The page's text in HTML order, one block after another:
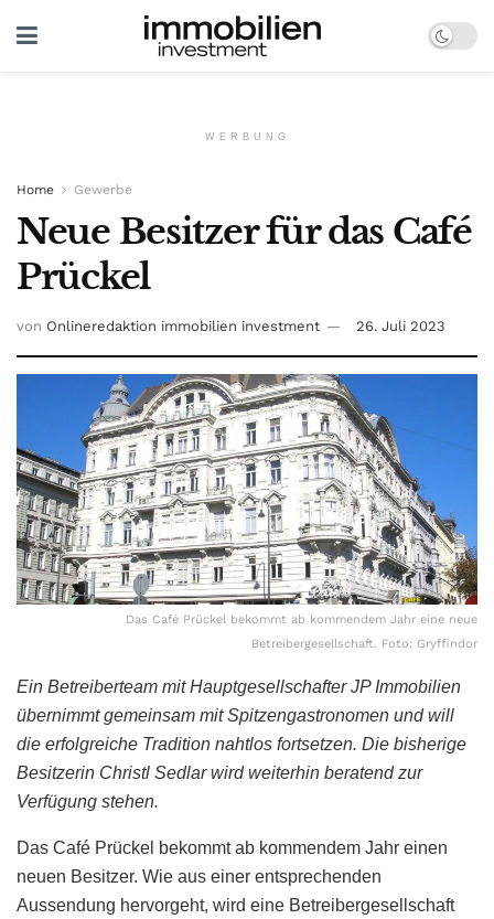
WERBUNG
Home Gewerbe
Neue Besitzer für das Café
Prückel
von Onlineredaktion immobilien investment 26. Juli 2023
Das Café Prückel bekommt ab kommendem Jahr eine neue
Betreibergesellschaft. Foto: Gryffindor
Ein Betreiberteam mit Hauptgesellschafter JP Immobilien
übernimmt gemeinsam mit Spitzengastronomen und will
die erfolgreiche Tradition nahtlos fortsetzen. Die bisherige
Besitzerin Christl Sedlar wird weiterhin beratend zur
Verfügung stehen.
Das Café Prückel bekommt ab kommendem Jahr einen
neuen Besitzer. Wie aus einer entsprechenden
Aussendung hervorgeht, wird eine Betreibergesellschaft